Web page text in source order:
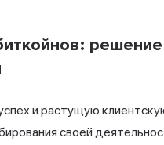
и растущую
своей